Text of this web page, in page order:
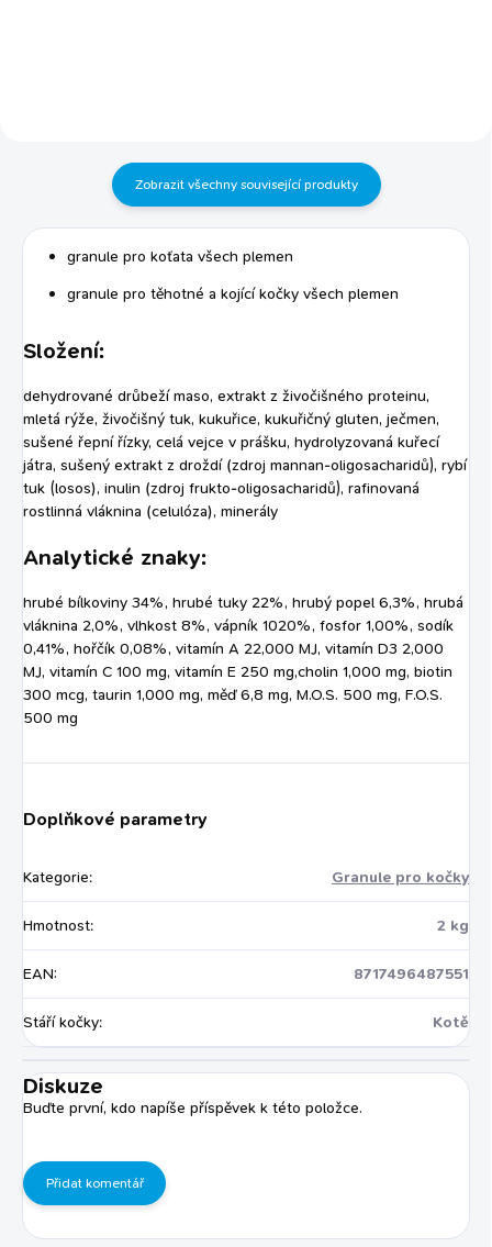
o prebiotika -...
Zobrazit všechny související produkty
granule pro koťata všech plemen
granule pro těhotné a kojící kočky všech plemen
Složení:
dehydrované drůbeží maso, extrakt z živočišného proteinu,
mletá rýže, živočišný tuk, kukuřice, kukuřičný gluten, ječmen,
sušené řepní řízky, celá vejce v prášku, hydrolyzovaná kuřecí
játra, sušený extrakt z droždí (zdroj mannan-oligosacharidů), rybí
tuk (losos), inulin (zdroj frukto-oligosacharidů), rafinovaná
rostlinná vláknina (celulóza), minerály
Analytické znaky:
hrubé bílkoviny 34%, hrubé tuky 22%, hrubý popel 6,3%, hrubá
vláknina 2,0%, vlhkost 8%, vápník 1020%, fosfor 1,00%, sodík
0,41%, hořčík 0,08%, vitamín A 22,000 MJ, vitamín D3 2,000
MJ, vitamín C 100 mg, vitamín E 250 mg,cholin 1,000 mg, biotin
300 mcg, taurin 1,000 mg, měď 6,8 mg, M.O.S. 500 mg, F.O.S.
500 mg
Doplňkové parametry
Kategorie: Granule pro kočky
Hmotnost: 2 kg
EAN: 8717496487551
Stáří kočky: Kotě
Diskuze
Buďte první, kdo napíše příspěvek k této položce.
Přidat komentář